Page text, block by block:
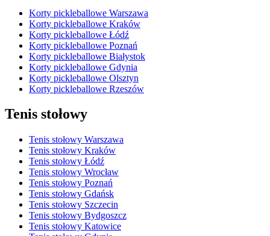
Korty pickleballowe Warszawa
Korty pickleballowe Kraków
Korty pickleballowe Łódź
Korty pickleballowe Poznań
Korty pickleballowe Białystok
Korty pickleballowe Gdynia
Korty pickleballowe Olsztyn
Korty pickleballowe Rzeszów
Tenis stołowy
Tenis stołowy Warszawa
Tenis stołowy Kraków
Tenis stołowy Łódź
Tenis stołowy Wrocław
Tenis stołowy Poznań
Tenis stołowy Gdańsk
Tenis stołowy Szczecin
Tenis stołowy Bydgoszcz
Tenis stołowy Katowice